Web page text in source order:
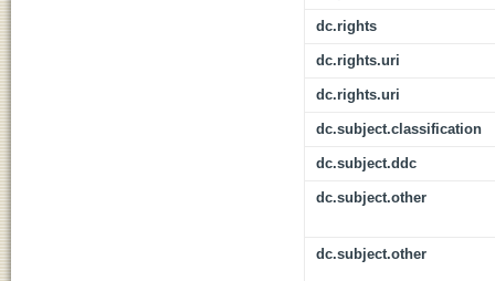
dc.rights
dc.rights.uri
dc.rights.uri
dc.subject.classification
dc.subject.ddc
dc.subject.other
dc.subject.other